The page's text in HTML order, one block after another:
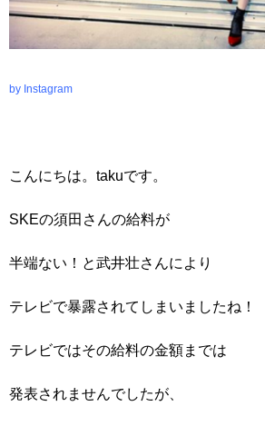
by Instagram
こんにちは。takuです。
SKEの須田さんの給料が
半端ない！と武井壮さんにより
テレビで暴露されてしまいましたね！
テレビではその給料の金額までは
発表されませんでしたが、